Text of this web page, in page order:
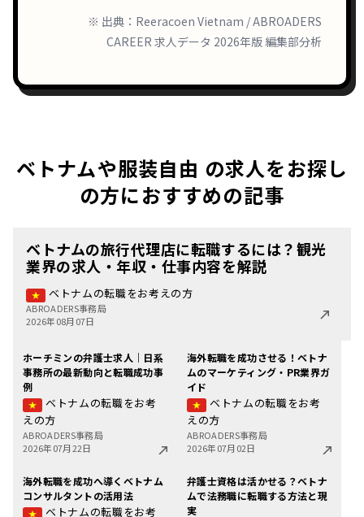
※ 出典：Reeracoen Vietnam / ABROADERS
CAREER 求人データ 2026年版 編集部分析
ベトナムや服装自由 の求人をお探し
の方におすすめの記事
ベトナムの旅行代理店に転職するには？観光
業界の求人・年収・仕事内容を解説
ベトナムの転職をお考えの方
ABROADERS事務局
2026年08月07日
ホーチミンの弁護士求人｜日系
事務所の最新動向と転職成功事
例
ベトナムの転職をお考
えの方
ABROADERS事務局
2026年07月22日
海外転職を成功させる！ベトナ
ムのマーケティング・PR業界ガ
イド
ベトナムの転職をお考
えの方
ABROADERS事務局
2026年07月02日
海外転職を成功へ導くベトナム
コンサルタントの活用法
ベトナムの転職をお考
弁護士資格は活かせる？ベトナ
ムで法務職に転職する方法と現
実